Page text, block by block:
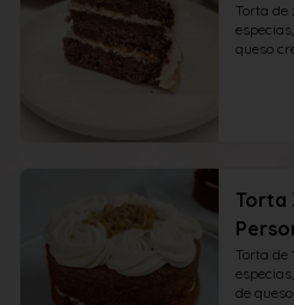
Torta de
queso
Torta
Torta de
de